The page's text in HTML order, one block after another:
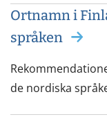
Ortnamn i
språken
de nordiska